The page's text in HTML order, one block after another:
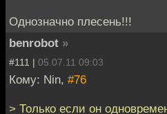
Однозначно плесень!!!
benrobot »
#111 | 05.07.11 09:03
Кому: Nin, #76
> Только если он